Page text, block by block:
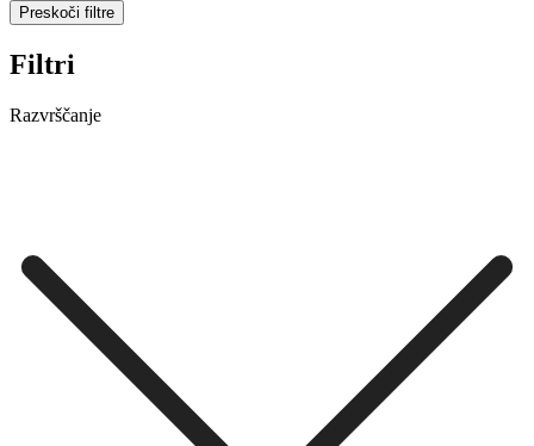
Preskoči filtre
Filtri
Razvrščanje